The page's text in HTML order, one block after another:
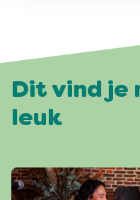
Dit vind je
leuk